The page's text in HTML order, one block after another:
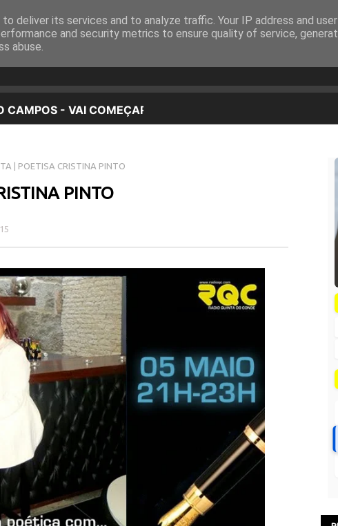
EQUIPA PROGRAMAÇÃO OUVIR EM DIRETO
| POETISA CRISTINA PINTO
PINTO
deliver its services and to analyze traffic. Your IP address and
and security metrics to ensure quality of service,
abuse.